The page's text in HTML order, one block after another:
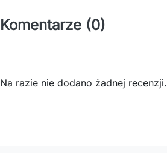
Komentarze (0)
Na razie nie dodano żadnej recenzji.